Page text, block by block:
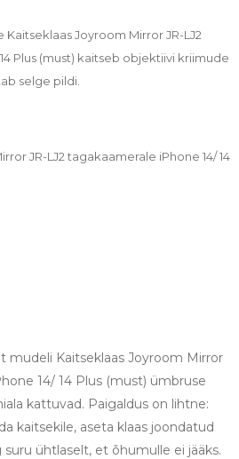
Joyroom Mirror JR-LJ2
Plus (must) kaitseb objektiivi kriimude
selge pildi.
JR-LJ2 tagakaamerale iPhone 14/ 14
mudeli Kaitseklaas Joyroom Mirror
14/ 14 Plus (must) ümbruse
kattuvad. Paigaldus on lihtne:
kaitsekile, aseta klaas joondatud
ühtlaselt, et õhumulle ei jääks.